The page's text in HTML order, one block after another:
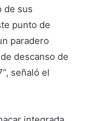
de sus
punto de
paradero
descanso de
señaló el